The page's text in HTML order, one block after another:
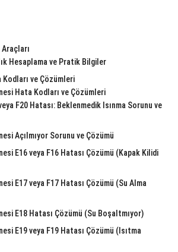
Hesaplama ve Pratik Bilgiler
Kodları ve Çözümleri
Hata Kodları ve Çözümleri
F20 Hatası: Beklenmedik Isınma Sorunu ve
Açılmıyor Sorunu ve Çözümü
E16 veya F16 Hatası Çözümü (Kapak Kilidi
E17 veya F17 Hatası Çözümü (Su Alma
E18 Hatası Çözümü (Su Boşaltmıyor)
E19 veya F19 Hatası Çözümü (Isıtma